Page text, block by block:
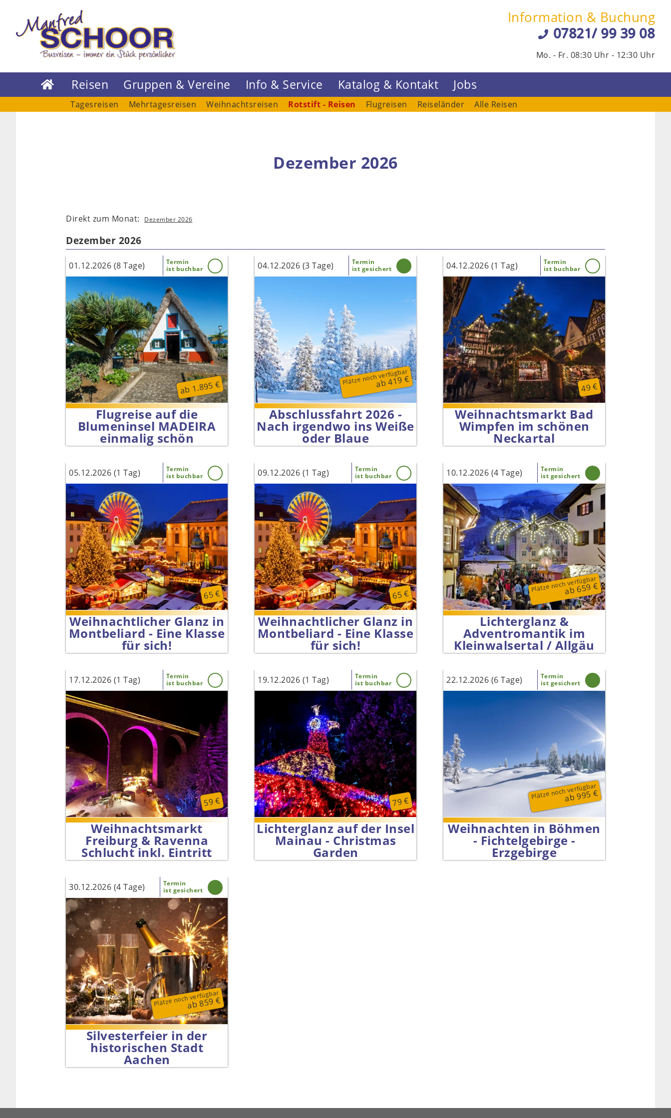
Information & Buchung
07821/ 99 39 08
Mo. - Fr. 08:30 Uhr - 12:30 Uhr
 Reisen Gruppen & Vereine Info & Service Katalog & Kontakt Jobs
Tagesreisen Mehrtagesreisen Weihnachtsreisen Rotstift - Reisen Flugreisen Reiseländer Alle Reisen
Dezember 2026
Direkt zum Monat: Dezember 2026
Dezember 2026
01.12.2026 (8 Tage)
Termin
ist buchbar
ab 1.895 €
Flugreise auf die
Blumeninsel MADEIRA
einmalig schön
04.12.2026 (3 Tage)
Termin
ist gesichert
Plätze noch verfügbar
ab 419 €
Abschlussfahrt 2026 -
Nach irgendwo ins Weiße
oder Blaue
04.12.2026 (1 Tag)
Termin
ist buchbar
49 €
Weihnachtsmarkt Bad
Wimpfen im schönen
Neckartal
05.12.2026 (1 Tag)
Termin
ist buchbar
65 €
Weihnachtlicher Glanz in
Montbeliard - Eine Klasse
für sich!
09.12.2026 (1 Tag)
Termin
ist buchbar
65 €
Weihnachtlicher Glanz in
Montbeliard - Eine Klasse
für sich!
10.12.2026 (4 Tage)
Termin
ist gesichert
Plätze noch verfügbar
ab 659 €
Lichterglanz &
Adventromantik im
Kleinwalsertal / Allgäu
17.12.2026 (1 Tag)
Termin
ist buchbar
59 €
Weihnachtsmarkt
Freiburg & Ravenna
Schlucht inkl. Eintritt
19.12.2026 (1 Tag)
Termin
ist buchbar
79 €
Lichterglanz auf der Insel
Mainau - Christmas
Garden
22.12.2026 (6 Tage)
Termin
ist gesichert
Plätze noch verfügbar
ab 995 €
Weihnachten in Böhmen
- Fichtelgebirge -
Erzgebirge
30.12.2026 (4 Tage)
Termin
ist gesichert
Plätze noch verfügbar
ab 859 €
Silvesterfeier in der
historischen Stadt
Aachen